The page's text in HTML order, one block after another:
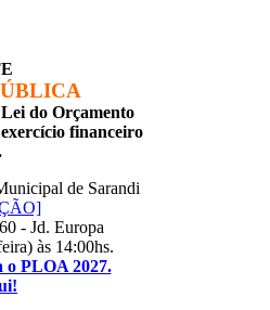
do Orçamento
financeiro
de Sarandi
- Jd. Europa
às 14:00hs.
o PLOA 2027.